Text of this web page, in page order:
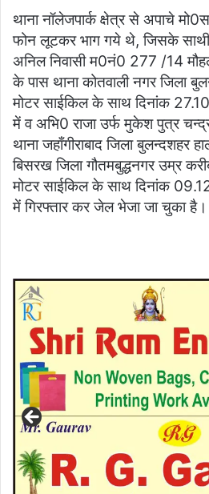
थाना नॉलेजपार्क क्षेत्र से अपाचे
फोन लूटकर भाग गये थे, जिसके
अनिल निवासी म0नं0 277 /14
के पास थाना कोतवाली नगर जिला
मोटर साईकिल के साथ दिनांक
में व अभि0 राजा उर्फ मुकेश पुत्र
थाना जहाँगीराबाद जिला बुलन्दशहर
बिसरख जिला गौतमबुद्धनगर उम्र
मोटर साईकिल के साथ दिनांक
में गिरफ्तार कर जेल भेजा जा चुका है।